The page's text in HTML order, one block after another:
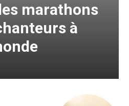
marathons
à